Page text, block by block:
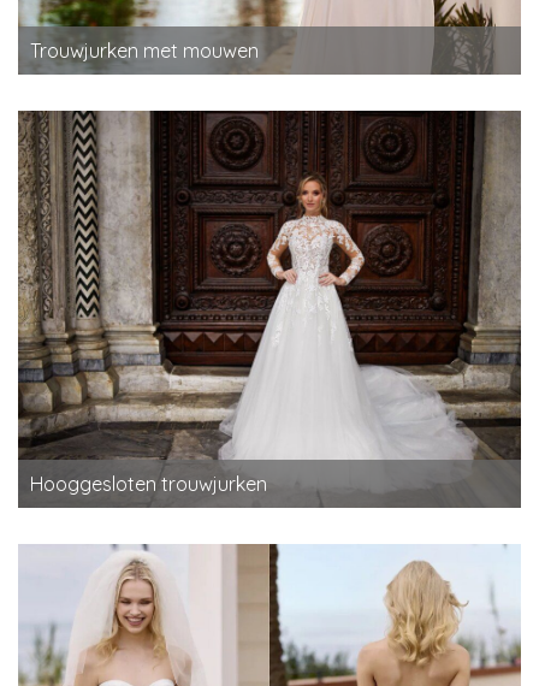
Trouwjurken met mouwen
Hooggesloten trouwjurken